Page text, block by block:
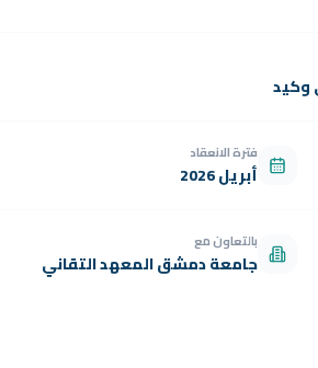
وكيد
فترة الانعقاد
أبريل 2026
بالتعاون مع
جامعة دمشق المعهد التقاني